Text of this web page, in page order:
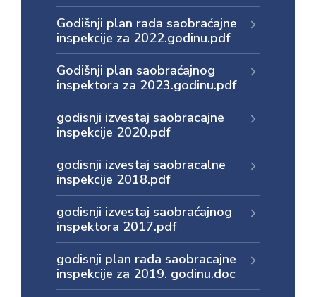
Godišnji plan rada saobraćajne
inspekcije za 2022.godinu.pdf
Godišnji plan saobraćajnog
inspektora za 2023.godinu.pdf
godisnji izvestaj saobracajne
inspekcije 2020.pdf
godisnji izvestaj saobracalne
inspekcije 2018.pdf
godisnji izvestaj saobraćajnog
inspektora 2017.pdf
godisnji plan rada saobracajne
inspekcije za 2019. godinu.doc